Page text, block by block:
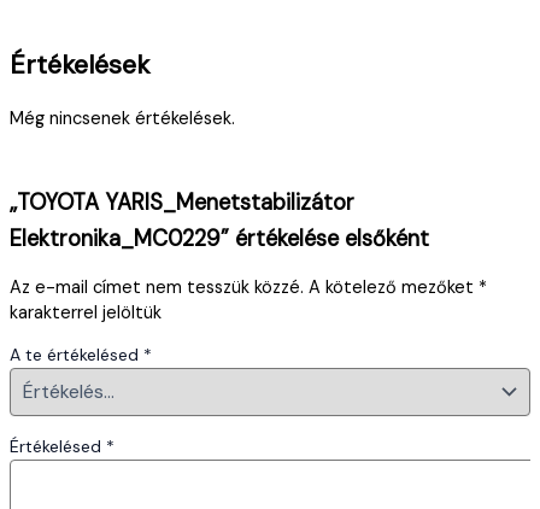
Értékelések
Még nincsenek értékelések.
„TOYOTA YARIS_Menetstabilizátor
Elektronika_MC0229” értékelése elsőként
Az e-mail címet nem tesszük közzé. A kötelező mezőket *
karakterrel jelöltük
A te értékelésed *
Értékelésed *